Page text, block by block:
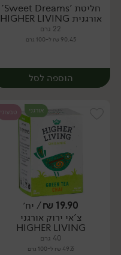
יח׳
חליטת 'Sweet Dreams'
אורגנית HIGHER LIVING
22 גרם
90.45 ₪ ל-100 גרם
הוספה לסל
יח׳
אורגני טבעוני
19.90
₪/ יח׳
צ'אי ירוק אורגני
HIGHER LIVING
40 גרם
49.75 ₪ ל-100 גרם